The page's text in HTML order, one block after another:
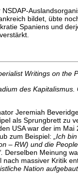
NSDAP-
bildet, übte
Spaniens und
Writings on the
des Kapitalismus.
Jeremiah
als Sprungbrett
USA war der im
zum Beispiel: „Ich
– RW) und die
Derselben Meinung
massiver Kritik
Nation